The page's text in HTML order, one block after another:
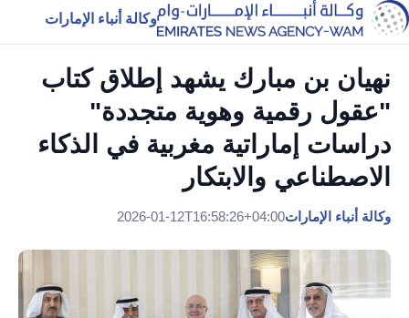
وكالة أنباء الإمارات
نهيان بن مبارك يشهد إطلاق كتاب
"عقول رقمية وهوية متجددة"
دراسات إماراتية مغربية في الذكاء
الاصطناعي والابتكار
وكالة أنباء الإمارات2026-01-12T16:58:26+04:00